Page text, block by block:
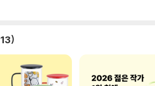
13